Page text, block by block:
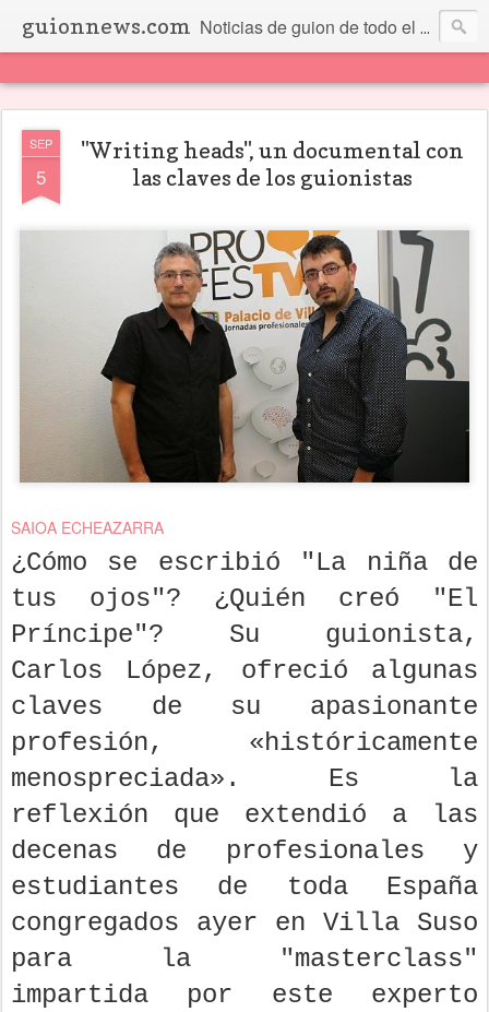
guionnews.com Noticias de guion de todo el mundo... Y más.
SEP
5
"Writing heads", un documental con
las claves de los guionistas
SAIOA ECHEAZARRA
¿Cómo se escribió "La niña de
tus ojos"? ¿Quién creó "El
Príncipe"? Su guionista,
Carlos López, ofreció algunas
claves de su apasionante
profesión, «históricamente
menospreciada». Es la
reflexión que extendió a las
decenas de profesionales y
estudiantes de toda España
congregados ayer en Villa Suso
para la "masterclass"
impartida por este experto